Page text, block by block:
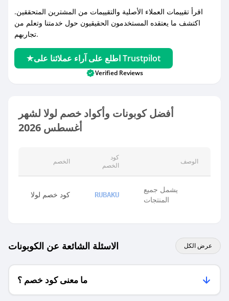
اقرأ تقييمات العملاء الأصلية والتقييمات من المشترين المتحققين.
اكتشف ما يعتقده المستخدمون الحقيقيون حول خدمتنا وتعلم من
تجاربهم.
اطلع على آراء عملائنا على Trustpilot
Verified Reviews
أفضل كوبونات وأكواد خصم لولا لشهر
أغسطس 2026
الخصم
كود
الخصم
الوصف
كود خصم لولا RUBAKU
يشمل جميع
المنتجات
الاسئلة الشائعة عن الكوبونات عرض الكل
ما معنى كود خصم ؟